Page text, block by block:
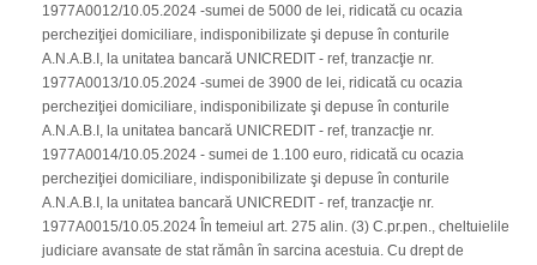
1977A0012/10.05.2024 -sumei de 5000 de lei, ridicată cu ocazia
percheziţiei domiciliare, indisponibilizate şi depuse în conturile
A.N.A.B.I, la unitatea bancară UNICREDIT - ref, tranzacţie nr.
1977A0013/10.05.2024 -sumei de 3900 de lei, ridicată cu ocazia
percheziţiei domiciliare, indisponibilizate şi depuse în conturile
A.N.A.B.I, la unitatea bancară UNICREDIT - ref, tranzacţie nr.
1977A0014/10.05.2024 - sumei de 1.100 euro, ridicată cu ocazia
percheziţiei domiciliare, indisponibilizate şi depuse în conturile
A.N.A.B.I, la unitatea bancară UNICREDIT - ref, tranzacţie nr.
1977A0015/10.05.2024 În temeiul art. 275 alin. (3) C.pr.pen., cheltuielile
judiciare avansate de stat rămân în sarcina acestuia. Cu drept de